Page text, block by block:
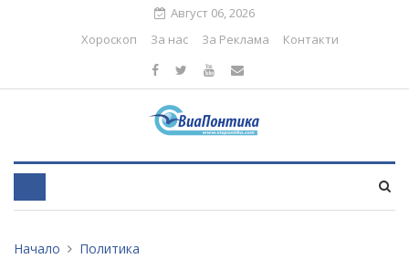
Август 06, 2026
Хороскоп
За нас За Реклама Контакти
Начало Политика